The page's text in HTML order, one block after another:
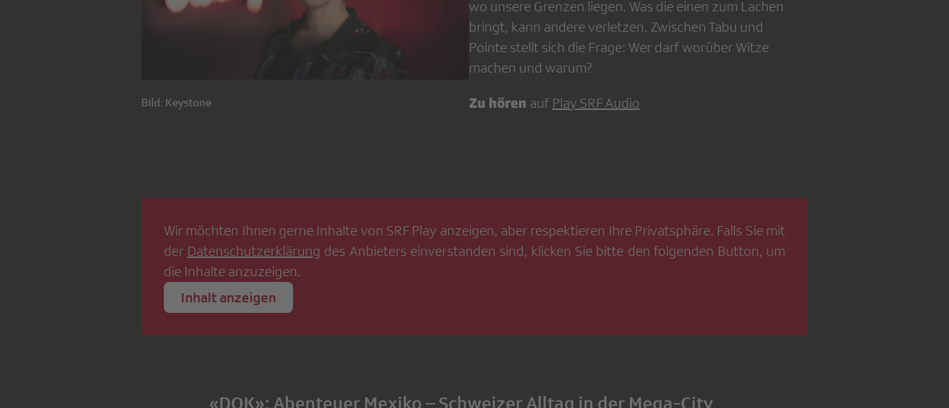
Bild: Keystone
wo unsere Grenzen liegen. Was die einen zum Lachen
bringt, kann andere verletzen. Zwischen Tabu und
Pointe stellt sich die Frage: Wer darf worüber Witze
machen und warum?
Zu hören auf Play SRF Audio
Wir möchten Ihnen gerne Inhalte von SRF Play anzeigen, aber respektieren Ihre Privatsphäre. Falls Sie mit
der Datenschutzerklärung des Anbieters einverstanden sind, klicken Sie bitte den folgenden Button, um
die Inhalte anzuzeigen.
Inhalt anzeigen
«DOK»: Abenteuer Mexiko – Schweizer Alltag in der Mega-City